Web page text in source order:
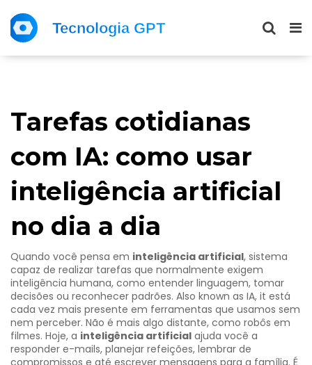
Tarefas cotidianas
com IA: como usar
inteligência artificial
no dia a dia
Quando você pensa em inteligência artificial, sistema
capaz de realizar tarefas que normalmente exigem
inteligência humana, como entender linguagem, tomar
decisões ou reconhecer padrões. Also known as IA, it está
cada vez mais presente em ferramentas que usamos sem
nem perceber. Não é mais algo distante, como robôs em
filmes. Hoje, a inteligência artificial ajuda você a
responder e-mails, planejar refeições, lembrar de
compromissos e até escrever mensagens para a família. É